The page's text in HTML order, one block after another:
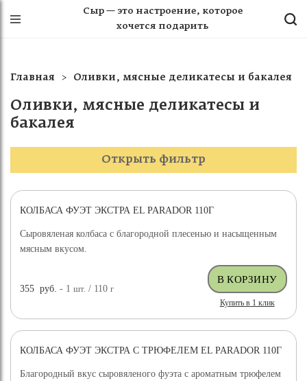
Сыр — это настроение, которое
хочется подарить
Главная Оливки, мясные деликатесы и бакалея
Оливки, мясные деликатесы и
бакалея
Открыть фильтр
КОЛБАСА ФУЭТ ЭКСТРА EL PARADOR 110Г
Сыровяленая колбаса с благородной плесенью и насыщенным
мясным вкусом.
355 руб. - 1шт. / 110г
Купить в 1 клик
КОЛБАСА ФУЭТ ЭКСТРА С ТРЮФЕЛЕМ EL PARADOR 110Г
Благородный вкус сыровяленого фуэта с ароматным трюфелем